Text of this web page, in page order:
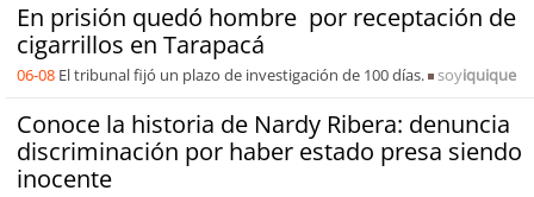
En prisión quedó hombre por receptación de
cigarrillos en Tarapacá
06-08 El tribunal fijó un plazo de investigación de 100 días. soyiquique
Conoce la historia de Nardy Ribera: denuncia
discriminación por haber estado presa siendo
inocente